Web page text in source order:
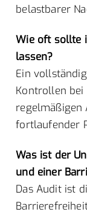
belastbarer
Wie oft sollte
lassen?
Ein
Kontrollen
regelmäßigen
fortlaufender
Was ist der
und einer
Das Audit ist